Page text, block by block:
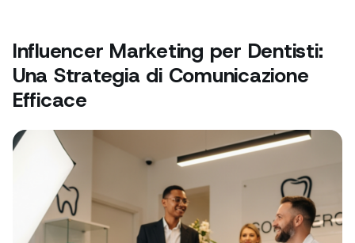
Influencer Marketing per Dentisti:
Una Strategia di Comunicazione
Efficace